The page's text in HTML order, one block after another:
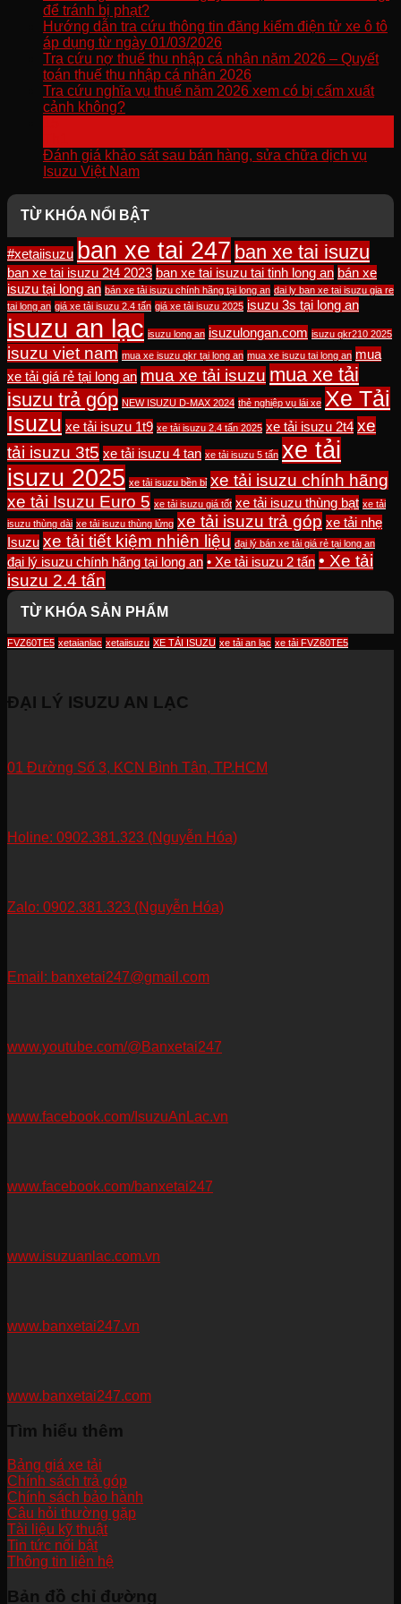
để tránh bị phạt?
Hướng dẫn tra cứu thông tin đăng kiểm điện tử xe ô tô
áp dụng từ ngày 01/03/2026
Tra cứu nợ thuế thu nhập cá nhân năm 2026 – Quyết
toán thuế thu nhập cá nhân 2026
Tra cứu nghĩa vụ thuế năm 2026 xem có bị cấm xuất
cảnh không?
Đánh giá khảo sát sau bán hàng, sửa chữa dịch vụ
Isuzu Việt Nam
TỪ KHÓA NỔI BẬT
#xetaiisuzu ban xe tai 247 ban xe tai isuzu
ban xe tai isuzu 2t4 2023 ban xe tai isuzu tai tinh long an bán xe
isuzu tại long an bán xe tải isuzu chính hãng tại long an dai ly ban xe tai isuzu gia re
tai long an giá xe tải isuzu 2.4 tấn giá xe tải isuzu 2025 isuzu 3s tại long an
isuzu an lạc isuzu long an isuzulongan.com isuzu qkr210 2025
isuzu viet nam mua xe isuzu qkr tại long an mua xe isuzu tai long an mua
xe tải giá rẻ tại long an mua xe tải isuzu mua xe tải
isuzu trả góp NEW ISUZU D-MAX 2024 thẻ nghiệp vụ lái xe Xe Tải
Isuzu xe tải isuzu 1t9 xe tải isuzu 2.4 tấn 2025 xe tải isuzu 2t4 xe
tải isuzu 3t5 xe tải isuzu 4 tan xe tải isuzu 5 tấn xe tải
isuzu 2025 xe tải isuzu bền bỉ xe tải isuzu chính hãng
xe tải Isuzu Euro 5 xe tải isuzu giá tốt xe tải isuzu thùng bạt xe tải
isuzu thùng dài xe tải isuzu thùng lửng xe tải isuzu trả góp xe tải nhẹ
Isuzu xe tải tiết kiệm nhiên liệu đại lý bán xe tải giá rẻ tại long an
đại lý isuzu chính hãng tại long an • Xe tải isuzu 2 tấn • Xe tải
isuzu 2.4 tấn
TỪ KHÓA SẢN PHẨM
FVZ60TE5 xetaianlac xetaiisuzu XE TẢI ISUZU xe tải an lạc xe tải FVZ60TE5
ĐẠI LÝ ISUZU AN LẠC
01 Đường Số 3, KCN Bình Tân, TP.HCM
Holine: 0902.381.323 (Nguyễn Hóa)
Zalo: 0902.381.323 (Nguyễn Hóa)
Email: banxetai247@gmail.com
www.youtube.com/@Banxetai247
www.facebook.com/IsuzuAnLac.vn
www.facebook.com/banxetai247
www.isuzuanlac.com.vn
www.banxetai247.vn
www.banxetai247.com
Tìm hiểu thêm
Bảng giá xe tải
Chính sách trả góp
Chính sách bảo hành
Câu hỏi thường gặp
Tài liệu kỹ thuật
Tin tức nổi bật
Thông tin liên hệ
Bản đồ chỉ đường